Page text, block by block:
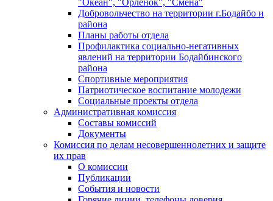
"Океан", "Орленок", "Смена"
Добровольчество на территории г.Бодайбо и
района
Планы работы отдела
Профилактика социально-негативных
явлений на территории Бодайбинского
района
Спортивные мероприятия
Патриотическое воспитание молодежи
Социальные проекты отдела
Административная комиссия
Составы комиссий
Документы
Комиссия по делам несовершеннолетних и защите
их прав
О комиссии
Публикации
События и новости